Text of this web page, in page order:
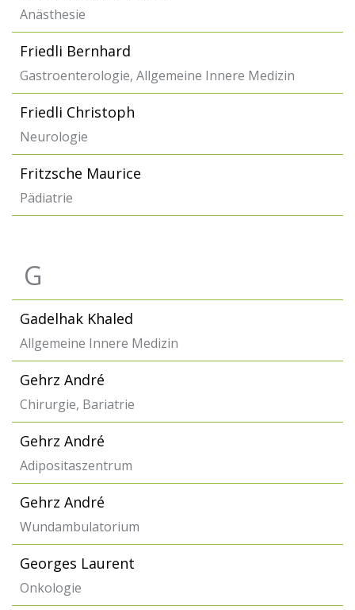
Anästhesie
Friedli Bernhard
Gastroenterologie, Allgemeine Innere Medizin
Friedli Christoph
Neurologie
Fritzsche Maurice
Pädiatrie
G
Gadelhak Khaled
Allgemeine Innere Medizin
Gehrz André
Chirurgie, Bariatrie
Gehrz André
Adipositaszentrum
Gehrz André
Wundambulatorium
Georges Laurent
Onkologie